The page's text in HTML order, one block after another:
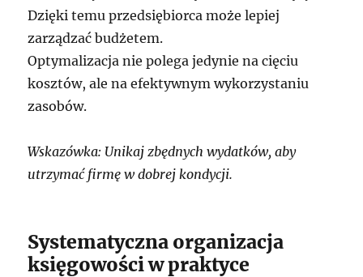
Dzięki temu przedsiębiorca może lepiej
zarządzać budżetem.
Optymalizacja nie polega jedynie na cięciu
kosztów, ale na efektywnym wykorzystaniu
zasobów.
Wskazówka: Unikaj zbędnych wydatków, aby
utrzymać firmę w dobrej kondycji.
Systematyczna organizacja
księgowości w praktyce